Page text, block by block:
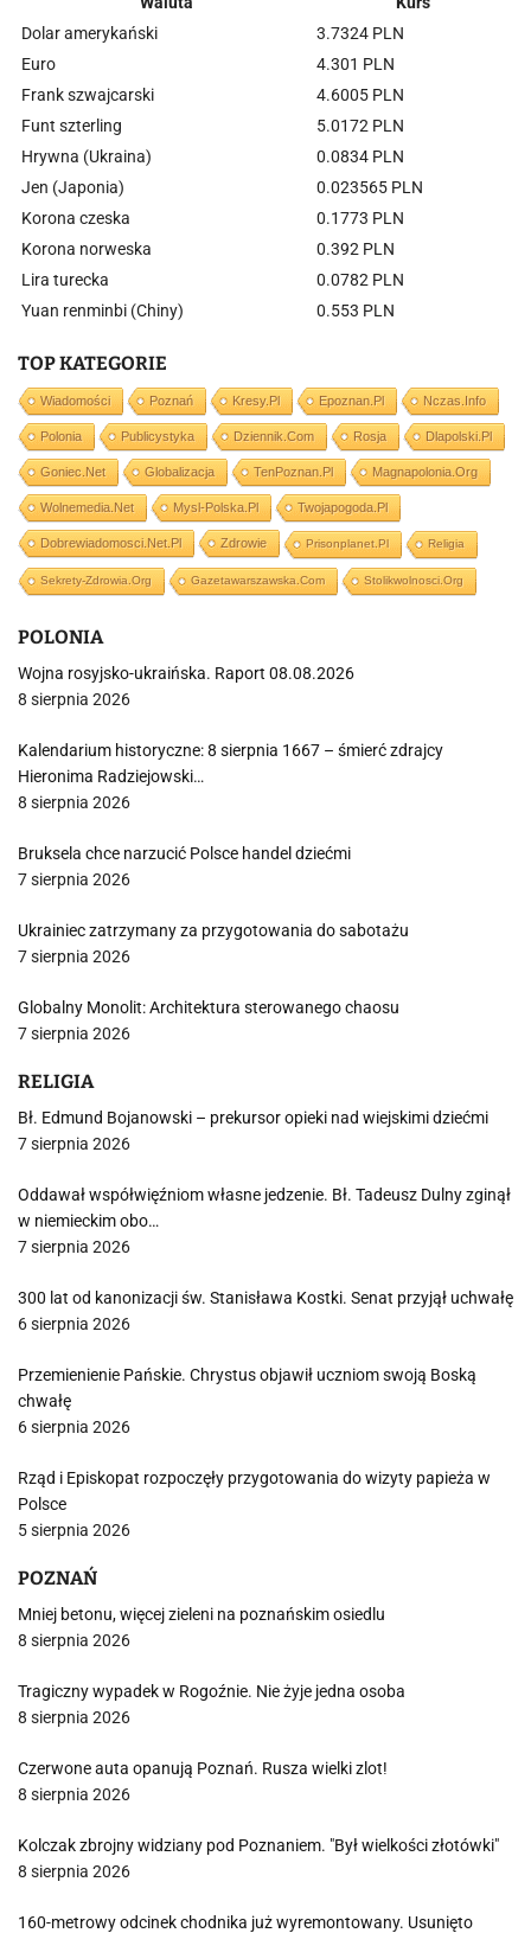
Dolar amerykański
3.7324 PLN
Euro
4.301 PLN
Frank szwajcarski
4.6005 PLN
Funt szterling
5.0172 PLN
Hrywna (Ukraina)
0.0834 PLN
Jen (Japonia)
0.023565 PLN
Korona czeska
0.1773 PLN
Korona norweska
0.392 PLN
Lira turecka
0.0782 PLN
Yuan renminbi (Chiny)
0.553 PLN
TOP KATEGORIE
Wiadomości Poznań Kresy.pl Epoznan.pl Nczas.info
Polonia Publicystyka Dziennik.com Rosja Dlapolski.pl
Goniec.net Globalizacja TenPoznan.pl Magnapolonia.org
Wolnemedia.net Mysl-Polska.pl Twojapogoda.pl
Dobrewiadomosci.net.pl Zdrowie Prisonplanet.pl Religia
Sekrety-Zdrowia.org Gazetawarszawska.com Stolikwolnosci.org
POLONIA
Wojna rosyjsko-ukraińska. Raport 08.08.2026
8 sierpnia 2026
Kalendarium historyczne: 8 sierpnia 1667 – śmierć zdrajcy
Hieronima Radziejowski…
8 sierpnia 2026
Bruksela chce narzucić Polsce handel dziećmi
7 sierpnia 2026
Ukrainiec zatrzymany za przygotowania do sabotażu
7 sierpnia 2026
Globalny Monolit: Architektura sterowanego chaosu
7 sierpnia 2026
RELIGIA
Bł. Edmund Bojanowski – prekursor opieki nad wiejskimi dziećmi
7 sierpnia 2026
Oddawał współwięźniom własne jedzenie. Bł. Tadeusz Dulny zginął
w niemieckim obo…
7 sierpnia 2026
300 lat od kanonizacji św. Stanisława Kostki. Senat przyjął uchwałę
6 sierpnia 2026
Przemienienie Pańskie. Chrystus objawił uczniom swoją Boską
chwałę
6 sierpnia 2026
Rząd i Episkopat rozpoczęły przygotowania do wizyty papieża w
Polsce
5 sierpnia 2026
POZNAŃ
Mniej betonu, więcej zieleni na poznańskim osiedlu
8 sierpnia 2026
Tragiczny wypadek w Rogoźnie. Nie żyje jedna osoba
8 sierpnia 2026
Czerwone auta opanują Poznań. Rusza wielki zlot!
8 sierpnia 2026
Kolczak zbrojny widziany pod Poznaniem. "Był wielkości złotówki"
8 sierpnia 2026
160-metrowy odcinek chodnika już wyremontowany. Usunięto